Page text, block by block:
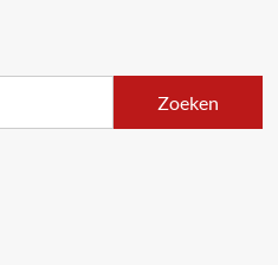
Zoeken